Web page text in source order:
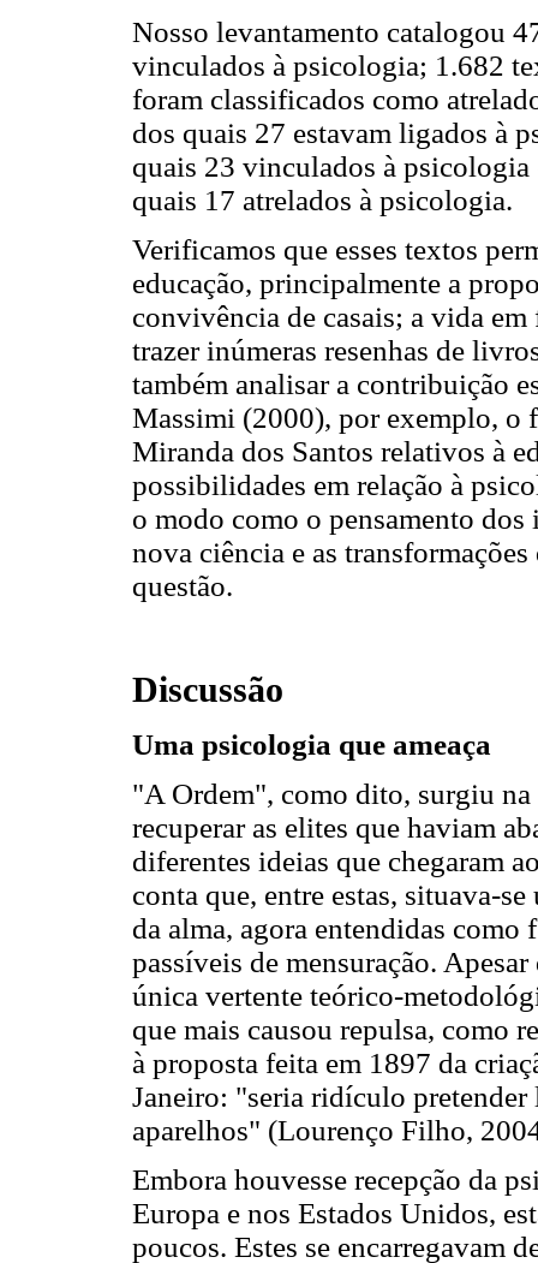
Nosso levantamento catalogou
vinculados à psicologia; 1.682
foram classificados como
dos quais 27 estavam ligados à
quais 23 vinculados à psicologia
quais 17 atrelados à psicologia.
Verificamos que esses textos
educação, principalmente a
convivência de casais; a vida
trazer inúmeras resenhas de
também analisar a contribuição
Massimi (2000), por exemplo, o
Miranda dos Santos relativos à
possibilidades em relação à
o modo como o pensamento
nova ciência e as
questão.
Discussão
Uma psicologia que ameaça
"A Ordem", como dito, surgiu
recuperar as elites que haviam
diferentes ideias que chegaram
conta que, entre estas, situava-
da alma, agora entendidas como
passíveis de mensuração.
única vertente teórico-
que mais causou repulsa, como
à proposta feita em 1897 da
Janeiro: "seria ridículo pretender
aparelhos" (Lourenço Filho,
Embora houvesse recepção da
Europa e nos Estados Unidos,
poucos. Estes se encarregavam